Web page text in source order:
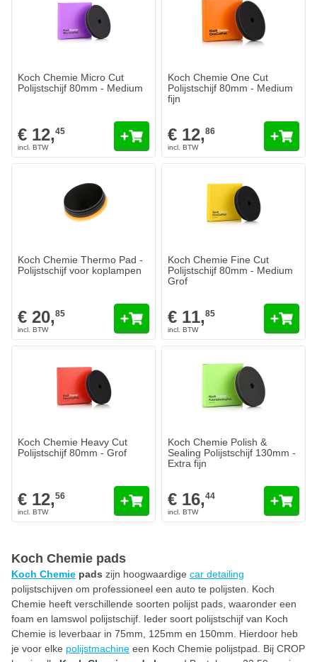
Koch Chemie Micro Cut
Polijstschijf 80mm - Medium
€ 12,45
Koch Chemie One Cut
Polijstschijf 80mm - Medium
fijn
€ 12,86
Koch Chemie Thermo Pad -
Polijstschijf voor koplampen
€ 20,85
Koch Chemie Fine Cut
Polijstschijf 80mm - Medium
Grof
€ 11,85
Koch Chemie Heavy Cut
Polijstschijf 80mm - Grof
€ 12,56
Koch Chemie Polish &
Sealing Polijstschijf 130mm -
Extra fijn
€ 16,44
Koch Chemie pads
Koch Chemie pads zijn hoogwaardige car detailing
polijstschijven om professioneel een auto te polijsten. Koch
Chemie heeft verschillende soorten polijst pads, waaronder een
foam en lamswol polijstschijf. Ieder soort polijstschijf van Koch
Chemie is leverbaar in 75mm, 125mm en 150mm. Hierdoor heb
je voor elke polijstmachine een Koch Chemie polijstpad. Bij CROP